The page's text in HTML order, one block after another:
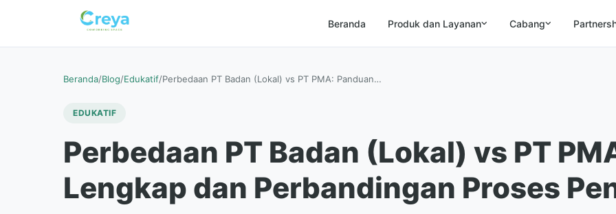
Beranda Produk dan Layanan Cabang
Beranda/Blog/Edukatif/Perbedaan PT Badan (Lokal) vs PT PMA: Panduan…
EDUKATIF
Perbedaan PT Badan (Lokal) vs PT
Lengkap dan Perbandingan Proses